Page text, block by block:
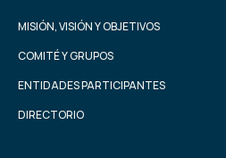
MISIÓN, VISIÓN Y OBJETIVOS
COMITÉ Y GRUPOS
ENTIDADES PARTICIPANTES
DIRECTORIO